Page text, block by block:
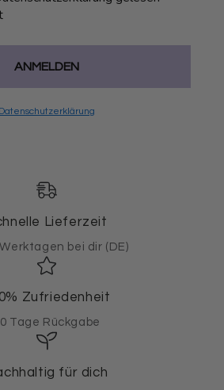
ANMELDEN
Datenschutzerklärung
Lieferzeit
bei dir (DE)
Zufriedenheit
Tage Rückgabe
für dich